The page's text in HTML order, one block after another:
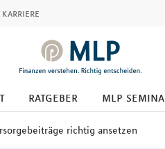
karriere
ratgeber mlp
richtig ansetzen